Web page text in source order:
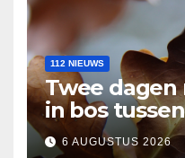
112 NIEUWS
Twee
in bos
Nuland
6 AUGUSTUS 2026